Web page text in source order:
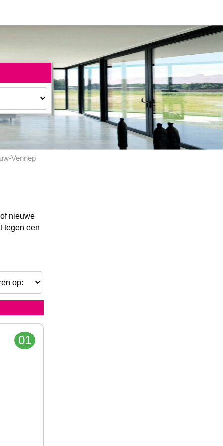
Vennep
nieuwe
tegen een
01